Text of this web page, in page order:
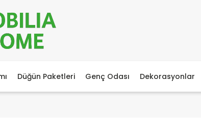
Düğün Paketleri Genç Odası Dekorasyonlar